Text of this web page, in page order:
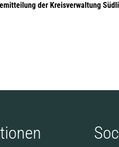
der Kreisverwaltung